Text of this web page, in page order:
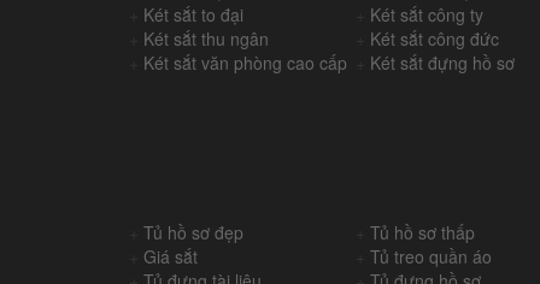
Két sắt to đại Két sắt công ty
Két sắt thu ngân Két sắt công đức
Két sắt văn phòng cao cấp Két sắt đựng hồ sơ
Tủ hồ sơ đẹp +Tủ hồ sơ thấp
Giá sắt +Tủ treo quần áo